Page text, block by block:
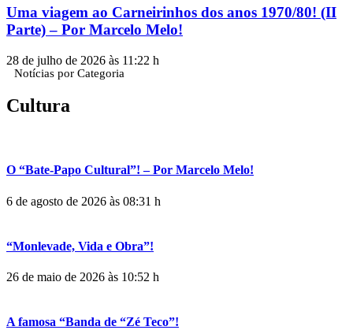
Uma viagem ao Carneirinhos dos anos 1970/80! (II
Parte) – Por Marcelo Melo!
28 de julho de 2026 às 11:22 h
Notícias por Categoria
Cultura
O “Bate-Papo Cultural”! – Por Marcelo Melo!
6 de agosto de 2026 às 08:31 h
“Monlevade, Vida e Obra”!
26 de maio de 2026 às 10:52 h
A famosa “Banda de “Zé Teco”!